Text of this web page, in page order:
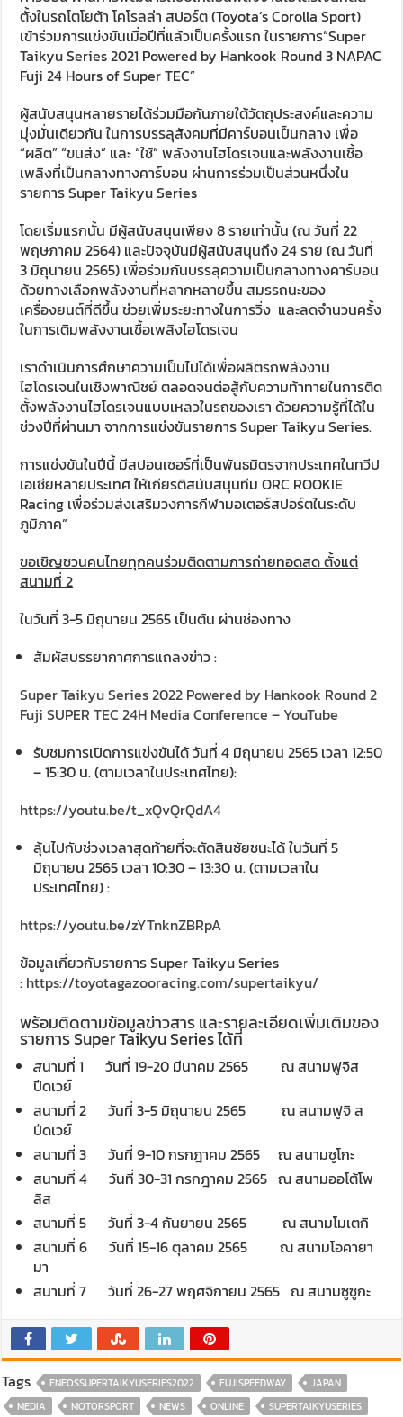
ตั้งในรถโตโยต้า โคโรลล่า สปอร์ต (Toyota’s Corolla Sport)
เข้าร่วมการแข่งขันเมื่อปีที่แล้วเป็นครั้งแรก ในรายการ“Super
Taikyu Series 2021 Powered by Hankook Round 3 NAPAC
Fuji 24 Hours of Super TEC”
ผู้สนับสนุนหลายรายได้ร่วมมือกันภายใต้วัตถุประสงค์และความ
มุ่งมั่นเดียวกัน ในการบรรลุสังคมที่มีคาร์บอนเป็นกลาง เพื่อ
“ผลิต” “ขนส่ง” และ “ใช้” พลังงานไฮโดรเจนและพลังงานเชื้อ
เพลิงที่เป็นกลางทางคาร์บอน ผ่านการร่วมเป็นส่วนหนึ่งใน
รายการ Super Taikyu Series
โดยเริ่มแรกนั้น มีผู้สนับสนุนเพียง 8 รายเท่านั้น (ณ วันที่ 22
พฤษภาคม 2564) และปัจจุบันมีผู้สนับสนุนถึง 24 ราย (ณ วันที่
3 มิถุนายน 2565) เพื่อร่วมกันบรรลุความเป็นกลางทางคาร์บอน
ด้วยทางเลือกพลังงานที่หลากหลายขึ้น สมรรถนะของ
เครื่องยนต์ที่ดีขึ้น ช่วยเพิ่มระยะทางในการวิ่ง และลดจำนวนครั้ง
ในการเติมพลังงานเชื้อเพลิงไฮโดรเจน
เราดำเนินการศึกษาความเป็นไปได้เพื่อผลิตรถพลังงาน
ไฮโดรเจนในเชิงพาณิชย์ ตลอดจนต่อสู้กับความท้าทายในการติด
ตั้งพลังงานไฮโดรเจนแบบเหลวในรถของเรา ด้วยความรู้ที่ได้ใน
ช่วงปีที่ผ่านมา จากการแข่งขันรายการ Super Taikyu Series.
การแข่งขันในปีนี้ มีสปอนเซอร์ที่เป็นพันธมิตรจากประเทศในทวีป
เอเซียหลายประเทศ ให้เกียรติสนับสนุนทีม ORC ROOKIE
Racing เพื่อร่วมส่งเสริมวงการกีฬามอเตอร์สปอร์ตในระดับ
ภูมิภาค”
ขอเชิญชวนคนไทยทุกคนร่วมติดตามการถ่ายทอดสด ตั้งแต่
สนามที่ 2
ในวันที่ 3-5 มิถุนายน 2565 เป็นต้น ผ่านช่องทาง
สัมผัสบรรยากาศการแถลงข่าว :
SuperTaikyuSeries 2022 Powered by Hankook Round 2
Fuji SUPER TEC 24H Media Conference – YouTube
รับชมการเปิดการแข่งขันได้ วันที่ 4 มิถุนายน 2565 เวลา 12:50
– 15:30 น. (ตามเวลาในประเทศไทย):
https://youtu.be/t_xQvQrQdA4
ลุ้นไปกับช่วงเวลาสุดท้ายที่จะตัดสินชัยชนะได้ ในวันที่ 5
มิถุนายน 2565 เวลา 10:30 – 13:30 น. (ตามเวลาใน
ประเทศไทย) :
https://youtu.be/zYTnknZBRpA
ข้อมูลเกี่ยวกับรายการ Super Taikyu Series
: https://toyotagazooracing.com/supertaikyu/
พร้อมติดตามข้อมูลข่าวสาร และรายละเอียดเพิ่มเติมของ
รายการ Super Taikyu Series ได้ที่
สนามที่ 1 วันที่ 19-20 มีนาคม 2565 ณ สนามฟูจิส
ปีดเวย์
สนามที่ 2 วันที่ 3-5 มิถุนายน 2565 ณ สนามฟูจิ ส
ปีดเวย์
สนามที่ 3 วันที่ 9-10 กรกฎาคม 2565 ณ สนามซูโกะ
สนามที่ 4 วันที่ 30-31 กรกฎาคม 2565 ณ สนามออโต้โพ
ลิส
สนามที่ 5 วันที่ 3-4 กันยายน 2565 ณ สนามโมเตกิ
สนามที่ 6 วันที่ 15-16 ตุลาคม 2565 ณ สนามโอคายา
มา
สนามที่ 7 วันที่ 26-27 พฤศจิกายน 2565 ณ สนามซูซูกะ
Tags ENEOSSUPERTAIKYUSERIES2022 FUJISPEEDWAY
JAPAN
MEDIA
MOTORSPORT NEWS ONLINE
SUPERTAIKYUSERIES